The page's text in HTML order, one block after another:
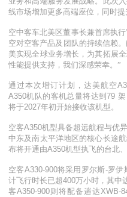
线市场增加更多高端座位，同时提
空中客车北美区董事长兼首席执行
空对空客产品及团队的持续信赖
美实现全球业务增长，为其拓展
性能提供支持，我们深感荣幸。”
通过本次增订计划，达美航空
A350机队的客机总量将达到79
将于2027年初开始接收该机型。
空客A350机型具备超远航程与优
中东及南太平洋地区的核心长途
布将开通由A350机型执飞的台北
空客A330-900将采用罗尔斯-罗伊
计飞行时长已超400万小时，其中
客A350-900则将配备遄达XWB-